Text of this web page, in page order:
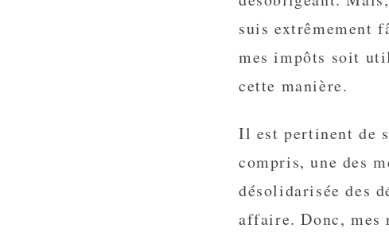
suis extrêmement
mes impôts soit
cette manière.
Il est pertinent de
compris, une des
désolidarisée des
affaire. Donc, mes